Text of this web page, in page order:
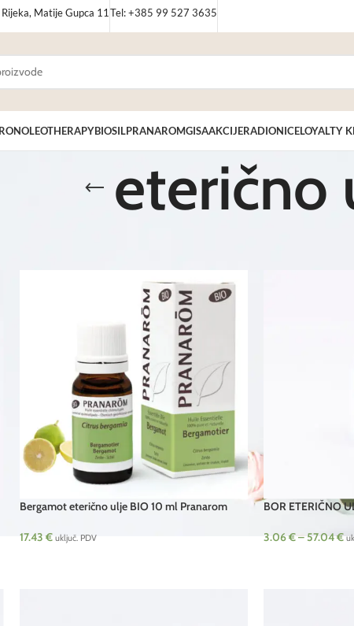
Rijeka, Matije Gupca 11 Tel: +385 99 527 3635
OLEOTHERAPYBIOSILPRANAROMGISAAKCIJERADIONICELOYALTY
eterično
Bergamot eterično ulje BIO 10 ml Pranarom
17.43 € uključ. PDV
BOR ETERIČNO
3.06€– 57.04€